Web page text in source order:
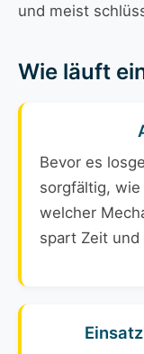
und meist
Wie läuft
Bevor es
sorgfältig,
welcher
spart Zeit